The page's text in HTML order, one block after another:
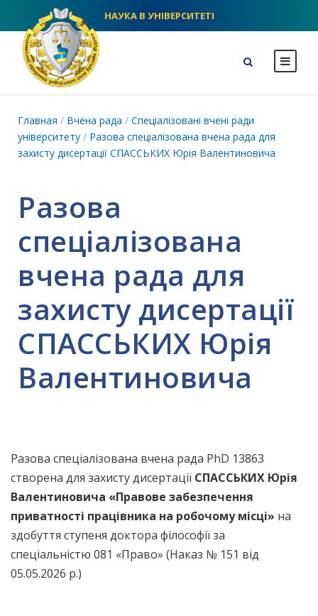
НАУКА В УНІВЕРСИТЕТІ
Главная / Вчена рада / Спеціалізовані вчені ради
університету / Разова спеціалізована вчена рада для
захисту дисертації СПАССЬКИХ Юрія Валентиновича
Разова
спеціалізована
вчена рада для
захисту дисертації
СПАССЬКИХ Юрія
Валентиновича
Разова спеціалізована вчена рада PhD 13863
створена для захисту дисертації СПАССЬКИХ Юрія
Валентиновича «Правове забезпечення
приватності працівника на робочому місці» на
здобуття ступеня доктора філософії за
спеціальністю 081 «Право» (Наказ № 151 від
05.05.2026 р.)